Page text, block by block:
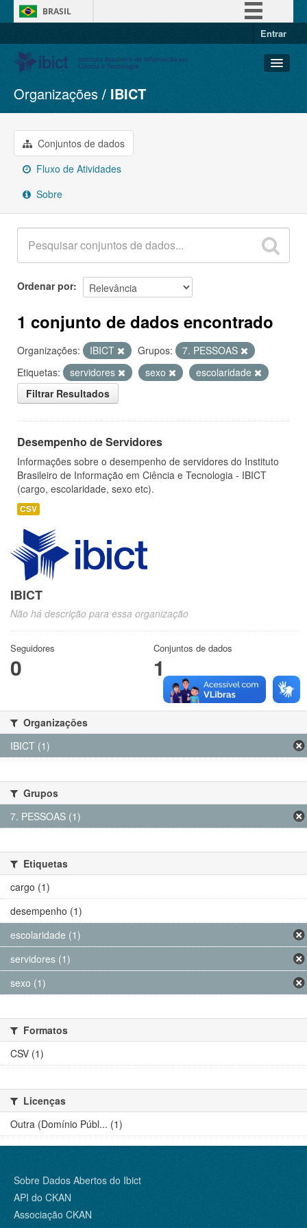
BRASIL
Entrar
Conjuntos de dados
Organizações
Grupos
Sobre
Organizações IBICT
Conjuntos de dados
Fluxo de Atividades
Sobre
Ordenar por
1 conjunto de dados encontrado
Organizações: IBICT Grupos:
7. PESSOAS
Etiquetas:
servidores sexo
escolaridade
Filtrar Resultados
Desempenho de Servidores
Informações sobre o desempenho de servidores do Instituto
Brasileiro de Informação em Ciência e Tecnologia - IBICT
(cargo, escolaridade, sexo etc).
CSV
IBICT
Não há descrição para essa organização
Seguidores
0
Conjuntos de dados
1
Organizações
IBICT (1)
Grupos
7. PESSOAS (1)
Etiquetas
cargo (1)
desempenho (1)
escolaridade (1)
servidores (1)
sexo (1)
Formatos
CSV (1)
Licenças
Outra (Domínio Públ... (1)
Sobre Dados Abertos do Ibict
API do CKAN
Associação CKAN